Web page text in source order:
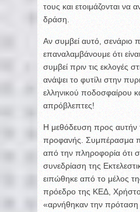
τους και ετοιμάζονται να
δράση.
Αν συμβεί αυτό, σενάριο
επαναλαμβάνουμε ότι
συμβεί πριν τις εκλογές
ανάψει το φυτίλι στην
ελληνικού ποδοσφαίρου και
απρόβλεπτες!
Η μεθόδευση προς αυτήν
προφανής. Συμπέρασμα
από την πληροφορία ότι
συνεδρίαση της
ειπώθηκε από το μέλος
πρόεδρο της ΚΕΔ,
«αρνήθηκαν την πρόταση